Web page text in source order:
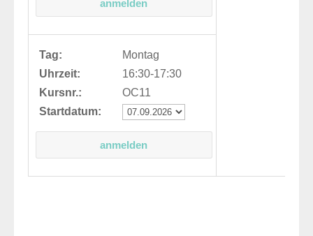
Tag:
Montag
Uhrzeit:
16:30-17:30
Kursnr.:
OC11
Startdatum: